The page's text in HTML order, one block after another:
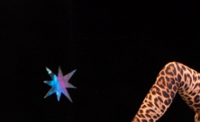
Коллективы Новости
ОТЧЕТЫ ГКЦ